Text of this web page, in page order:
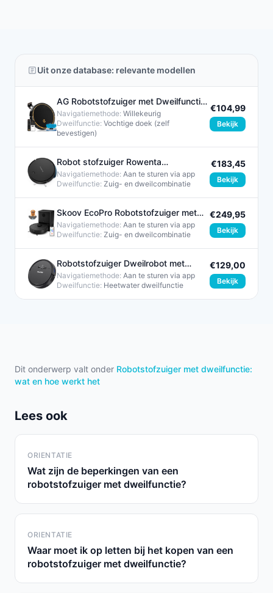
Uit onze database: relevante modellen
AG Robotstofzuiger met Dweilfunctie
2-in-1 Black Gold Editie
Navigatiemethode: Willekeurig
Dweilfunctie: Vochtige doek (zelf
bevestigen)
€104,99
Bekijk
Robot stofzuiger Rowenta
RR7375WH Zwart
Navigatiemethode: Aan te sturen via app
Dweilfunctie: Zuig- en dweilcombinatie​
€183,45
Bekijk
Skoov EcoPro Robotstofzuiger met
Dweilfunctie Zwart 28W
Navigatiemethode: Aan te sturen via app
Dweilfunctie: Zuig- en dweilcombinatie​
€249,95
Bekijk
Robotstofzuiger Dweilrobot met
Slimme Navigatie en
Navigatiemethode: Aan te sturen via app
Dweilfunctie: Heetwater dweilfunctie
€129,00
Bekijk
Dit onderwerp valt onder Robotstofzuiger met dweilfunctie:
wat en hoe werkt het
Lees ook
ORIENTATIE
Wat zijn de beperkingen van een
robotstofzuiger met dweilfunctie?
ORIENTATIE
Waar moet ik op letten bij het kopen van een
robotstofzuiger met dweilfunctie?